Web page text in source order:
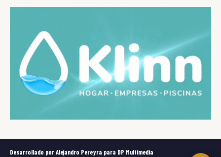
Desarrollado por Alejandro Pereyra para DP Multimedia